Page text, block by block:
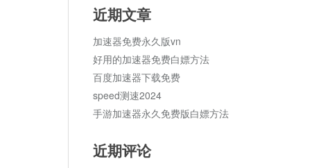
近期文章
加速器免费永久版vn
好用的加速器免费白嫖方法
百度加速器下载免费
speed测速2024
手游加速器永久免费版白嫖方法
近期评论